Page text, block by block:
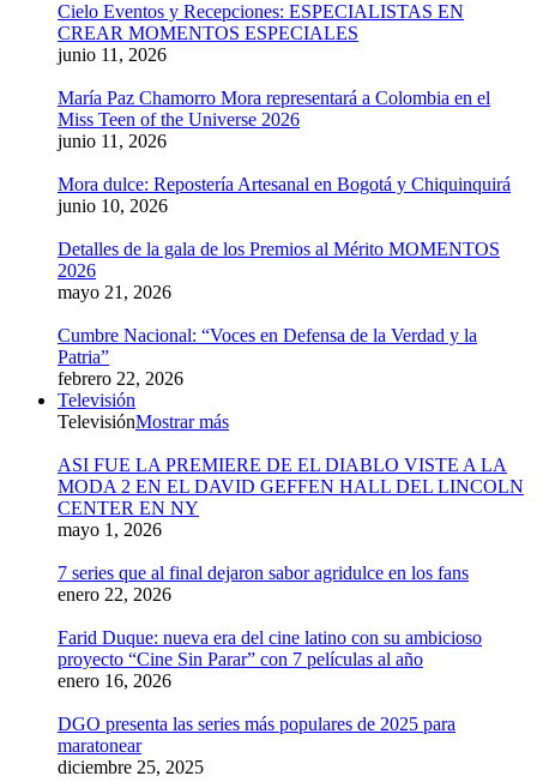
Cielo Eventos y Recepciones: ESPECIALISTAS EN
CREAR MOMENTOS ESPECIALES
junio 11, 2026
María Paz Chamorro Mora representará a Colombia en el
Miss Teen of the Universe 2026
junio 11, 2026
Mora dulce: Repostería Artesanal en Bogotá y Chiquinquirá
junio 10, 2026
Detalles de la gala de los Premios al Mérito MOMENTOS
2026
mayo 21, 2026
Cumbre Nacional: “Voces en Defensa de la Verdad y la
Patria”
febrero 22, 2026
Televisión
TelevisiónMostrar más
ASI FUE LA PREMIERE DE EL DIABLO VISTE A LA
MODA 2 EN EL DAVID GEFFEN HALL DEL LINCOLN
CENTER EN NY
mayo 1, 2026
7 series que al final dejaron sabor agridulce en los fans
enero 22, 2026
Farid Duque: nueva era del cine latino con su ambicioso
proyecto “Cine Sin Parar” con 7 películas al año
enero 16, 2026
DGO presenta las series más populares de 2025 para
maratonear
diciembre 25, 2025